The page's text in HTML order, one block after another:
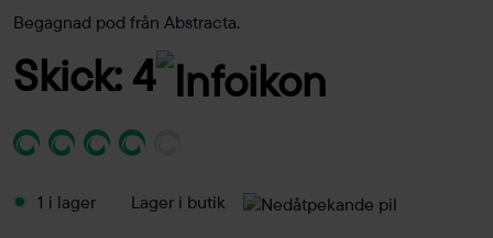
Begagnad pod från Abstracta.
Skick: 4
1 i lager Lager i butik